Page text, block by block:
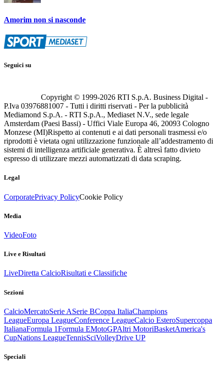
Amorim non si nasconde
Seguici su
Copyright © 1999-2026 RTI S.p.A. Business Digital -
P.Iva 03976881007 - Tutti i diritti riservati - Per la pubblicità
Mediamond S.p.A. - RTI S.p.A., Mediaset N.V., sede legale
Amsterdam (Paesi Bassi) - Uffici Viale Europa 46, 20093 Cologno
Monzese (MI)Rispetto ai contenuti e ai dati personali trasmessi e/o
riprodotti è vietata ogni utilizzazione funzionale all’addestramento di
sistemi di intelligenza artificiale generativa. È altresì fatto divieto
espresso di utilizzare mezzi automatizzati di data scraping.
Legal
CorporatePrivacy PolicyCookie Policy
Media
VideoFoto
Live e Risultati
LiveDiretta CalcioRisultati e Classifiche
Sezioni
CalcioMercatoSerie ASerie BCoppa ItaliaChampions
LeagueEuropa LeagueConference LeagueCalcio EsteroSupercoppa
ItalianaFormula 1Formula EMotoGPAltri MotoriBasketAmerica's
CupNations LeagueTennisSciVolleyDrive UP
Speciali